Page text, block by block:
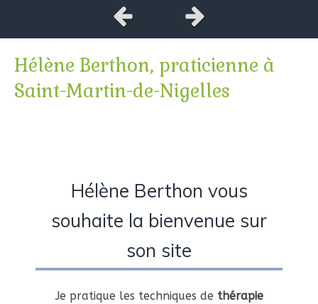
Slide précédentSlide suivant
Hélène Berthon, praticienne à
Saint-Martin-de-Nigelles
Hélène Berthon vous
souhaite la bienvenue sur
son site
Je pratique les techniques de thérapie